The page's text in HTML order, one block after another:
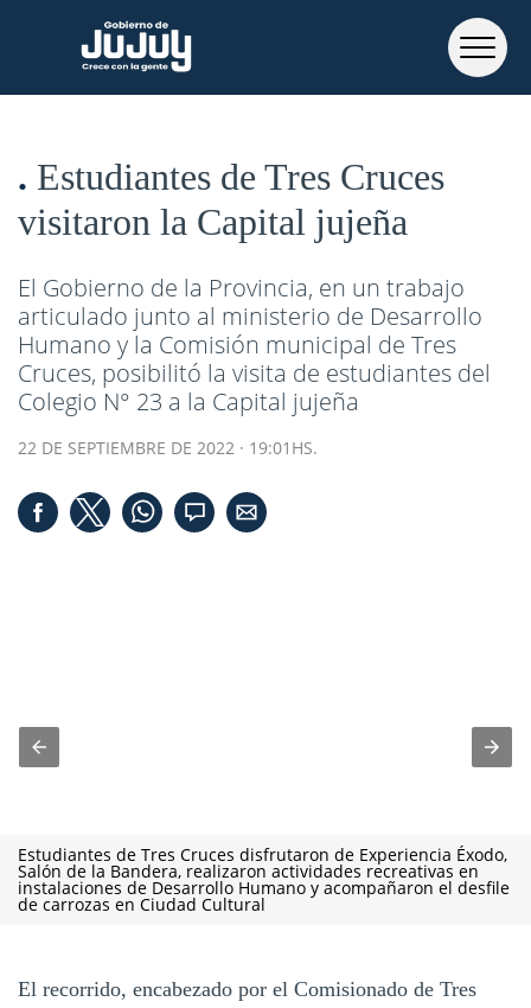
Estudiantes de Tres Cruces
visitaron la Capital jujeña
El Gobierno de la Provincia, en un trabajo
articulado junto al ministerio de Desarrollo
Humano y la Comisión municipal de Tres
Cruces, posibilitó la visita de estudiantes del
Colegio N° 23 a la Capital jujeña
22 DE SEPTIEMBRE DE 2022 · 19:01HS.
Estudiantes de Tres Cruces disfrutaron de Experiencia Éxodo,
Salón de la Bandera, realizaron actividades recreativas en
instalaciones de Desarrollo Humano y acompañaron el desfile
de carrozas en Ciudad Cultural
El recorrido, encabezado por el Comisionado de Tres